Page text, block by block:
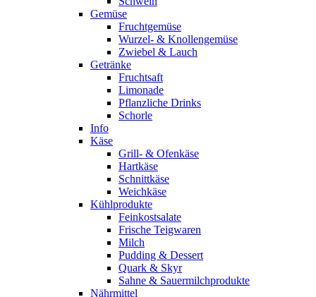
Gemüse
Fruchtgemüse
Wurzel- & Knollengemüse
Zwiebel & Lauch
Getränke
Fruchtsaft
Limonade
Pflanzliche Drinks
Schorle
Info
Käse
Grill- & Ofenkäse
Hartkäse
Schnittkäse
Weichkäse
Kühlprodukte
Feinkostsalate
Frische Teigwaren
Milch
Pudding & Dessert
Quark & Skyr
Sahne & Sauermilchprodukte
Nährmittel